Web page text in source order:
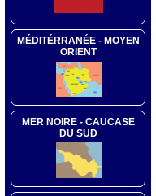
MÉDITÉRRANÉE - MOYEN
ORIENT
MER NOIRE - CAUCASE
DU SUD